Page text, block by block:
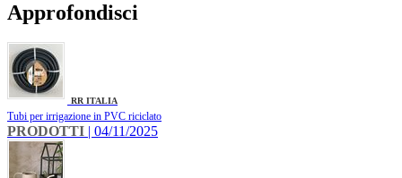
Approfondisci
RR ITALIA
Tubi per irrigazione in PVC riciclato
PRODOTTI | 04/11/2025